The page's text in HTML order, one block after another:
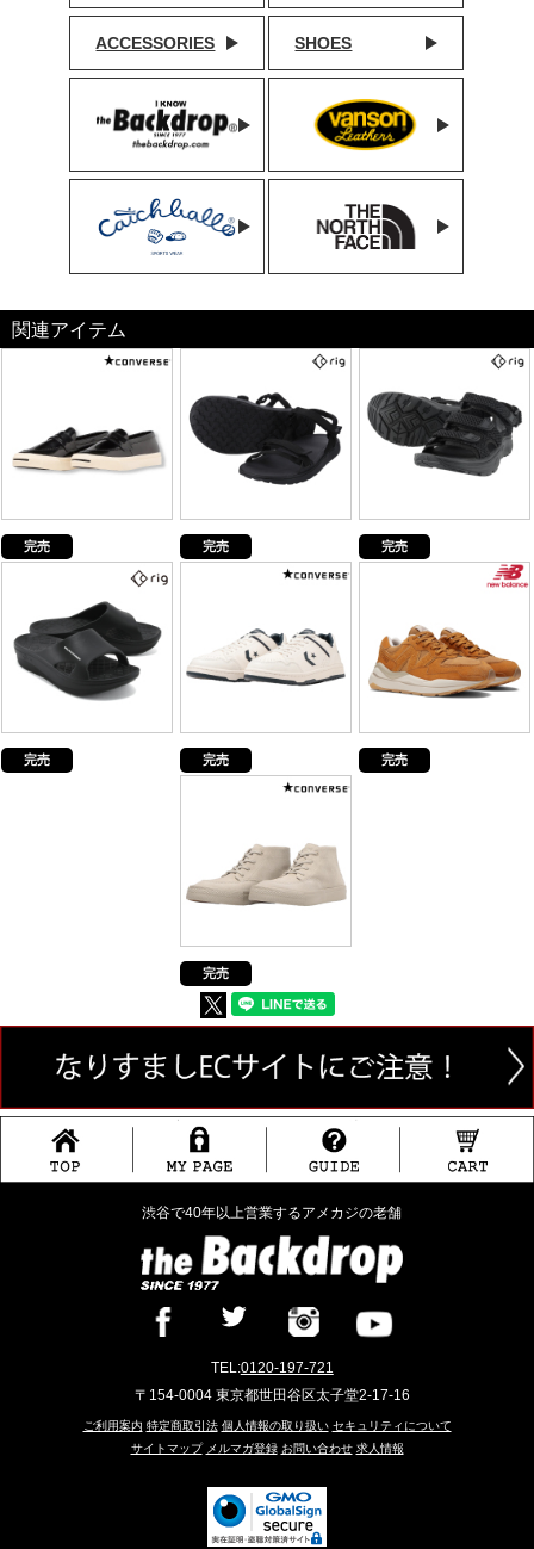
ACCESSORIES SHOES
関連アイテム
完売 完売 完売
完売 完売 完売
完売
渋谷で40年以上営業するアメカジの老舗
TEL:0120-197-721
〒154-0004 東京都世田谷区太子堂2-17-16
ご利用案内 特定商取引法 個人情報の取り扱い セキュリティについて
サイトマップ メルマガ登録 お問い合わせ 求人情報